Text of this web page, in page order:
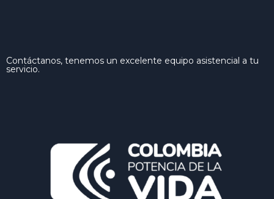
Contáctanos, tenemos un excelente equipo asistencial a tu
servicio.